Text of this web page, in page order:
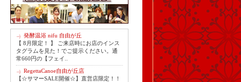
発酵温浴 nifu 自由が丘
【 8月限定！ 】 ご来店時にお店のインス
タグラムを見た！でご提示ください。通
常660円の【フェイ..
RegettaCanoe自由が丘店
【☆サマーSALE開催☆】直営店限定！！